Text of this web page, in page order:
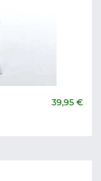
39,95 €